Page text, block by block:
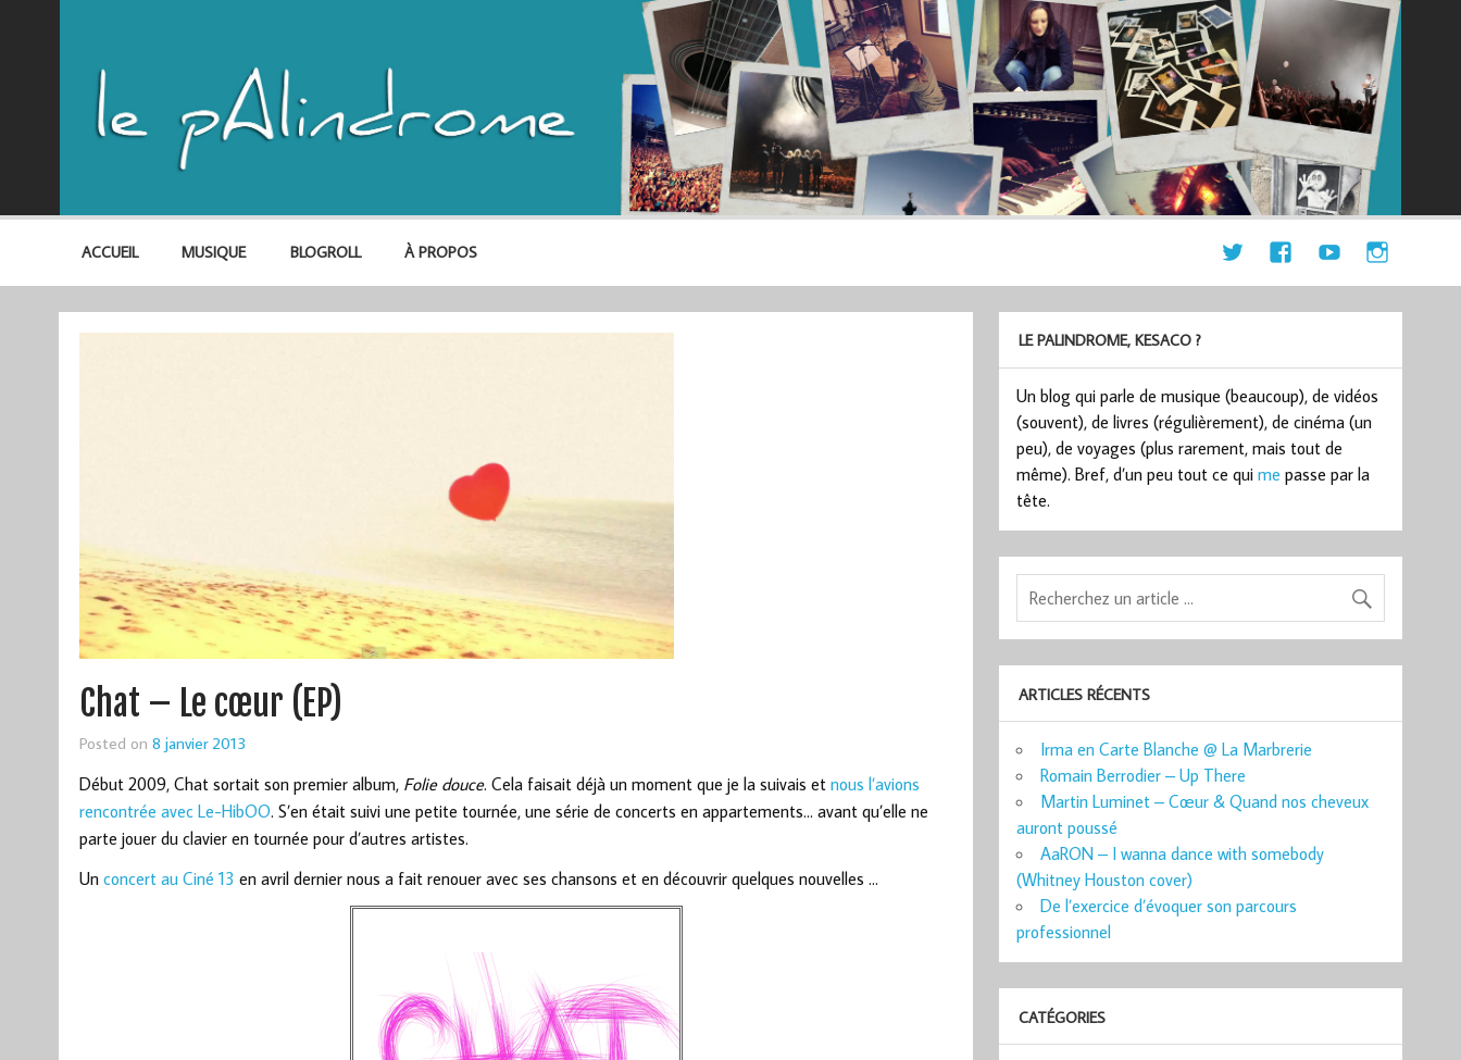
ACCUEIL MUSIQUE BLOGROLL À PROPOS
Chat – Le cœur (EP)
Posted on 8 janvier 2013
Début 2009, Chat sortait son premier album, Folie douce. Cela faisait déjà un moment que je la suivais et nous l’avions
rencontrée avec Le-HibOO. S’en était suivi une petite tournée, une série de concerts en appartements… avant qu’elle ne
parte jouer du clavier en tournée pour d’autres artistes.
Un concert au Ciné 13 en avril dernier nous a fait renouer avec ses chansons et en découvrir quelques nouvelles …
LE PALINDROME, KESACO ?
Un blog qui parle de musique (beaucoup), de vidéos
(souvent), de livres (régulièrement), de cinéma (un
peu), de voyages (plus rarement, mais tout de
même). Bref, d’un peu tout ce quime passe par la
tête.
ARTICLES RÉCENTS
Irma en Carte Blanche @ La Marbrerie
Romain Berrodier – Up There
Martin Luminet – Cœur & Quand nos cheveux
auront poussé
AaRON – I wanna dance with somebody
(Whitney Houston cover)
De l’exercice d’évoquer son parcours
professionnel
CATÉGORIES